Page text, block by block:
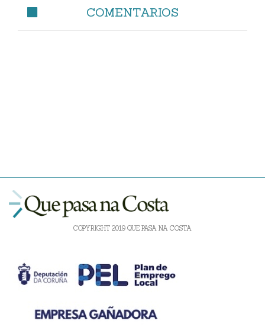
COMENTARIOS
COPYRIGHT 2019 QUE PASA NA COSTA